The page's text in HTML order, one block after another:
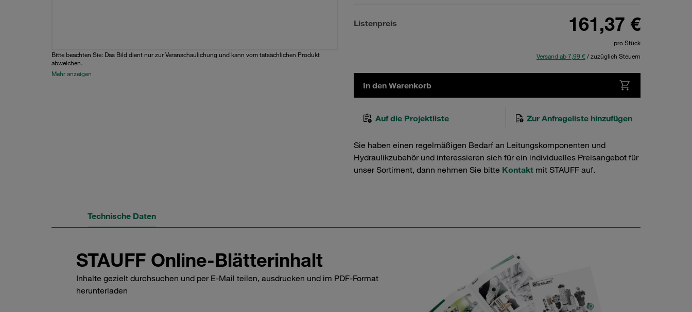
Bitte beachten Sie: Das Bild dient nur zur Veranschaulichung und kann vom tatsächlichen Produkt
abweichen.
Mehr anzeigen
Listenpreis 161,37 €
pro Stück
Versand ab 7,99 €/ zuzüglich Steuern
In den Warenkorb
Auf die Projektliste Zur Anfrageliste hinzufügen
Sie haben einen regelmäßigen Bedarf an Leitungskomponenten und
Hydraulikzubehör und interessieren sich für ein individuelles Preisangebot für
unser Sortiment, dann nehmen Sie bitte Kontakt mit STAUFF auf.
Technische Daten
STAUFF Online-Blätterinhalt
Inhalte gezielt durchsuchen und per E-Mail teilen, ausdrucken und im PDF-Format
herunterladen